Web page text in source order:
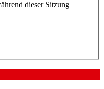
dieser Sitzung